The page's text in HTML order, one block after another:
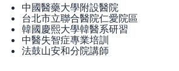
中國醫藥大學附設醫院
台北市立聯合醫院仁愛院區
韓國慶熙大學韓醫系研習
中醫失智症專業培訓
法鼓山安和分院講師